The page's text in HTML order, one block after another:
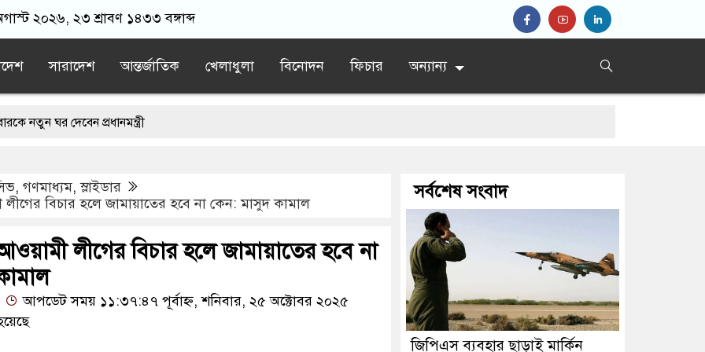
২০২৬, ২৩ শ্রাবণ ১৪৩৩ বঙ্গাব্দ
সারাদেশ আন্তর্জাতিক খেলাধুলা বিনোদন ফিচার অন্যান্য
দেবেন প্রধানমন্ত্রী
চল্লিশার আয়োজন করলেন বৃদ্ধ
মিছিলে নিলেন যুবলীগ নেতা
, গণমাধ্যম,স্লাইডার
বিচার হলে জামায়াতের হবে না কেন: মাসুদ কামাল
লীগের বিচার হলে জামায়াতের হবে না
আপডেট সময় ১১:৩৭:৪৭ পূর্বাহ্ন, শনিবার, ২৫ অক্টোবর ২০২৫
সর্বশেষ সংবাদ
জিপিএস ব্যবহার ছাড়াই মার্কিন